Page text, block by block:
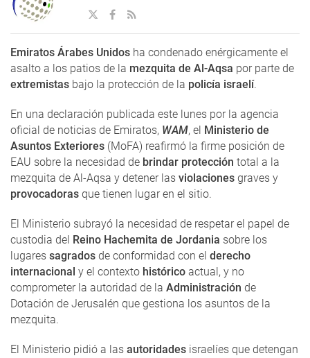
Emiratos Árabes Unidos ha condenado enérgicamente el
asalto a los patios de la mezquita de Al-Aqsa por parte de
extremistas bajo la protección de la policía israelí.
En una declaración publicada este lunes por la agencia
oficial de noticias de Emiratos, WAM, el Ministerio de
Asuntos Exteriores (MoFA) reafirmó la firme posición de
EAU sobre la necesidad de brindar protección total a la
mezquita de Al-Aqsa y detener las violaciones graves y
provocadoras que tienen lugar en el sitio.
El Ministerio subrayó la necesidad de respetar el papel de
custodia del Reino Hachemita de Jordania sobre los
lugares sagrados de conformidad con el derecho
internacional y el contexto histórico actual, y no
comprometer la autoridad de la Administración de
Dotación de Jerusalén que gestiona los asuntos de la
mezquita.
El Ministerio pidió a las autoridades israelíes que detengan